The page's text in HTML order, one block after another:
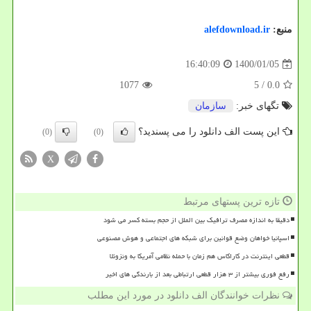
منبع: alefdownload.ir
1400/01/05
16:40:09
0.0
/ 5
1077
تگهای خبر:
سازمان
این پست الف دانلود را می پسندید؟ (0)
(0)
X
تازه ترین پستهای مرتبط
دقیقا به اندازه مصرف ترافیک بین الملل از حجم بسته کسر می شود
اسپانیا خواهان وضع قوانین برای شبکه های اجتماعی و هوش مصنوعی
قطعی اینترنت در کاراکاس هم زمان با حمله نظامی آمریکا به ونزوئلا
رفع فوری بیشتر از ۳ هزار قطعی ارتباطی بعد از بارندگی های اخیر
نظرات خوانندگان الف دانلود در مورد این مطلب